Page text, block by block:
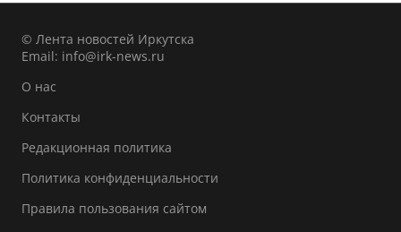
© Лента новостей Иркутска
Email: info@irk-news.ru
О нас
Контакты
Редакционная политика
Политика конфиденциальности
Правила пользования сайтом